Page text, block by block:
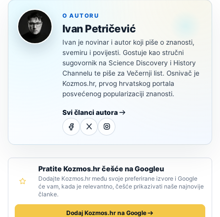
O AUTORU
Ivan Petričević
Ivan je novinar i autor koji piše o znanosti,
svemiru i povijesti. Gostuje kao stručni
sugovornik na Science Discovery i History
Channelu te piše za Večernji list. Osnivač je
Kozmos.hr, prvog hrvatskog portala
posvećenog popularizaciji znanosti.
Svi članci autora
Pratite Kozmos.hr češće na Googleu
Dodajte Kozmos.hr među svoje preferirane izvore i Google
će vam, kada je relevantno, češće prikazivati naše najnovije
članke.
Dodaj Kozmos.hr na Google